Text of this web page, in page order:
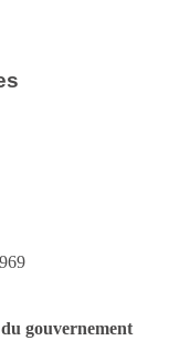
gouvernement